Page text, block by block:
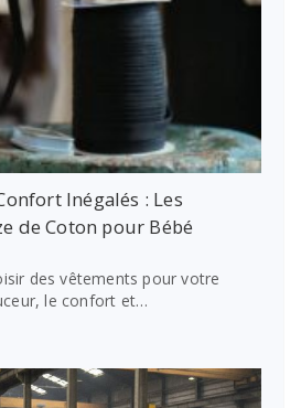
Inégalés : Les
de Coton pour Bébé
des vêtements pour votre
le confort et…